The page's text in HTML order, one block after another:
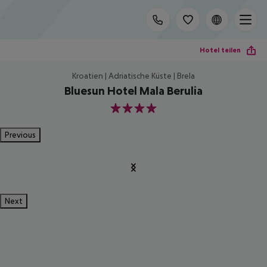
Hotel teilen
Kroatien | Adriatische Küste | Brela
Bluesun Hotel Mala Berulia
4
Previous
Next